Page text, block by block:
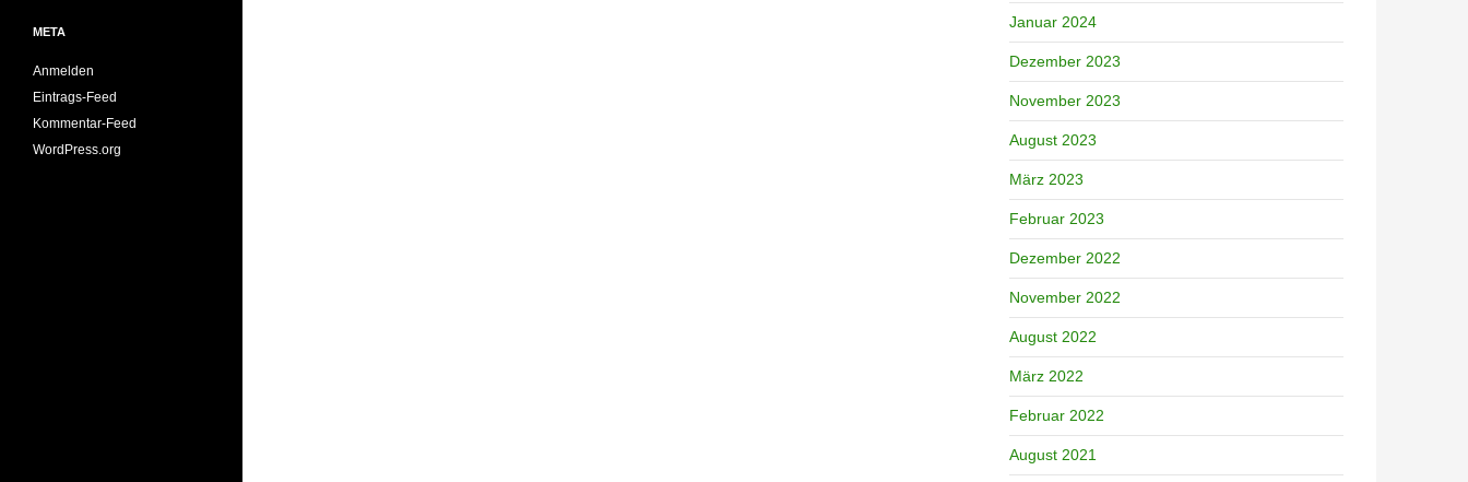
Januar 2024
Dezember 2023
November 2023
August 2023
März 2023
Februar 2023
Dezember 2022
November 2022
August 2022
März 2022
Februar 2022
August 2021
META
Anmelden
Eintrags-Feed
Kommentar-Feed
WordPress.org